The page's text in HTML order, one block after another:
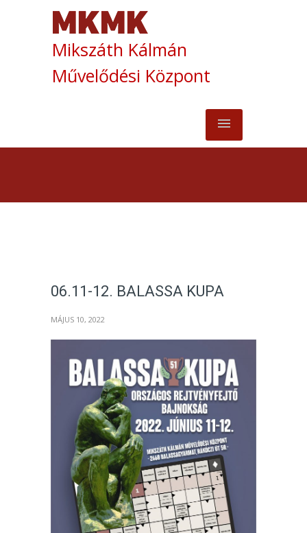
Mikszáth Kálmán
Művelődési Központ
06.11-12. BALASSA KUPA
MÁJUS 10, 2022